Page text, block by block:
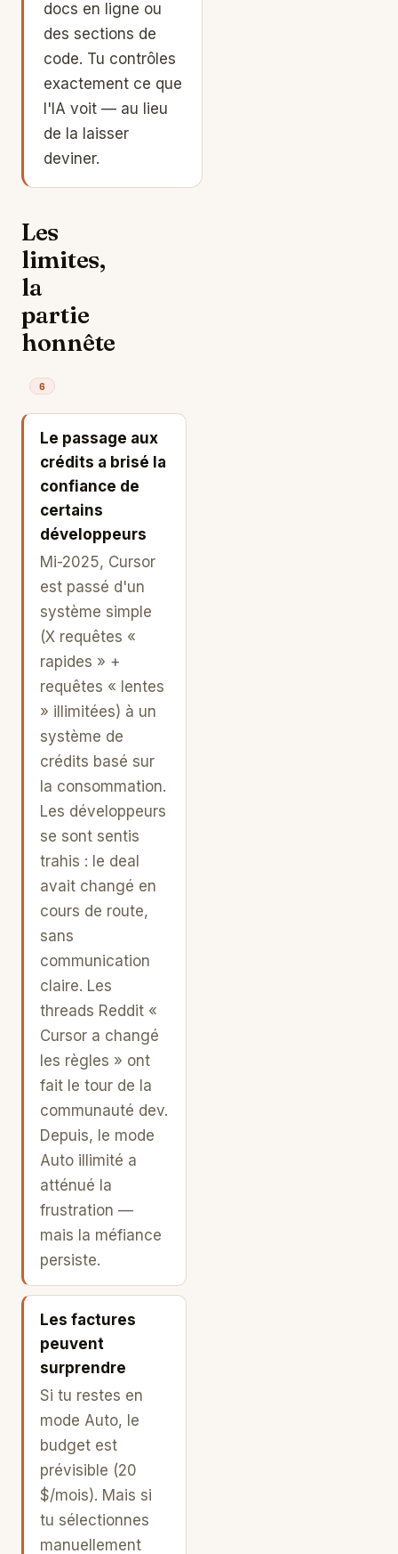
docs en ligne ou
des sections de
code. Tu contrôles
exactement ce que
l'IA voit — au lieu
de la laisser
deviner.
Les
limites,
la
partie
honnête
6
Le passage aux
crédits a brisé la
confiance de
certains
développeurs
Mi-2025, Cursor
est passé d'un
système simple
(X requêtes «
rapides » +
requêtes « lentes
» illimitées) à un
système de
crédits basé sur
la consommation.
Les développeurs
se sont sentis
trahis : le deal
avait changé en
cours de route,
sans
communication
claire. Les
threads Reddit «
Cursor a changé
les règles » ont
fait le tour de la
communauté dev.
Depuis, le mode
Auto illimité a
atténué la
frustration —
mais la méfiance
persiste.
Les factures
peuvent
surprendre
Si tu restes en
mode Auto, le
budget est
prévisible (20
$/mois). Mais si
tu sélectionnes
manuellement